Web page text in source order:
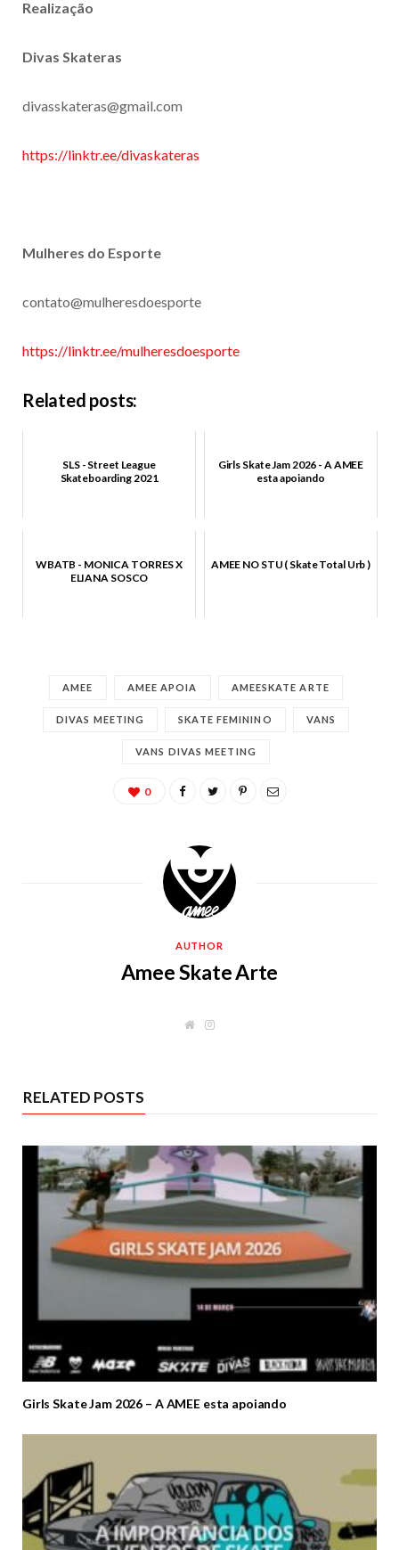
Realização
Divas Skateras
divasskateras@gmail.com
https://linktr.ee/divaskateras
Mulheres do Esporte
contato@mulheresdoesporte
https://linktr.ee/mulheresdoesporte
Related posts:
SLS - Street League
Skateboarding 2021
Girls Skate Jam 2026 - A AMEE
esta apoiando
WBATB - MONICA TORRES X
ELIANA SOSCO
AMEE NO STU ( Skate Total Urb )
AMEE AMEE APOIA AMEESKATE ARTE
DIVAS MEETING SKATE FEMININO VANS
VANS DIVAS MEETING
0
AUTHOR
Amee Skate Arte
W
I
m
RELATED POSTS
Girls Skate Jam 2026 – A AMEE esta apoiando